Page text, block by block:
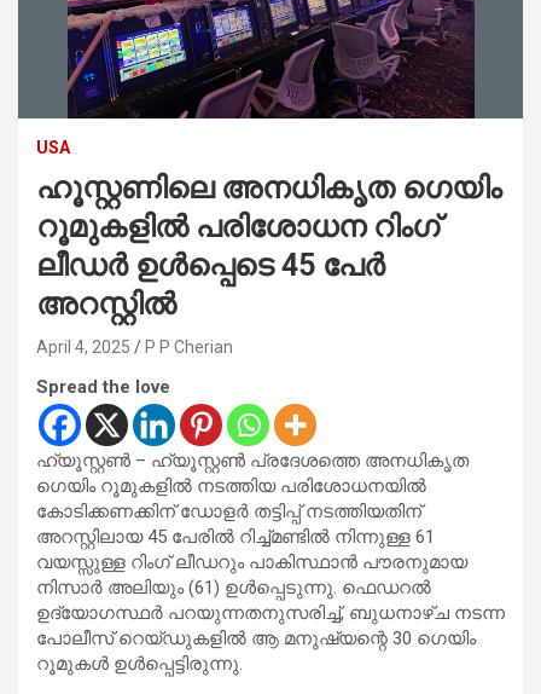
USA
ഹൂസ്റ്റണിലെ അനധികൃത ഗെയിം
റൂമുകളിൽ പരിശോധന റിംഗ്
ലീഡർ ഉൾപ്പെടെ 45 പേർ
അറസ്റ്റിൽ
April 4, 2025 P P Cherian
Spread the love
ഹ്യൂസ്റ്റൺ – ഹ്യൂസ്റ്റൺ പ്രദേശത്തെ അനധികൃത
ഗെയിം റൂമുകളിൽ നടത്തിയ പരിശോധനയിൽ
കോടിക്കണക്കിന് ഡോളർ തട്ടിപ്പ് നടത്തിയതിന്
അറസ്റ്റിലായ 45 പേരിൽ റിച്ച്മണ്ടിൽ നിന്നുള്ള 61
വയസ്സുള്ള റിംഗ് ലീഡറും പാകിസ്ഥാൻ പൗരനുമായ
നിസാർ അലിയും (61) ഉൾപ്പെടുന്നു. ഫെഡറൽ
ഉദ്യോഗസ്ഥർ പറയുന്നതനുസരിച്ച്, ബുധനാഴ്ച നടന്ന
പോലീസ് റെയ്ഡുകളിൽ ആ മനുഷ്യന്റെ 30 ഗെയിം
റൂമുകൾ ഉൾപ്പെട്ടിരുന്നു.